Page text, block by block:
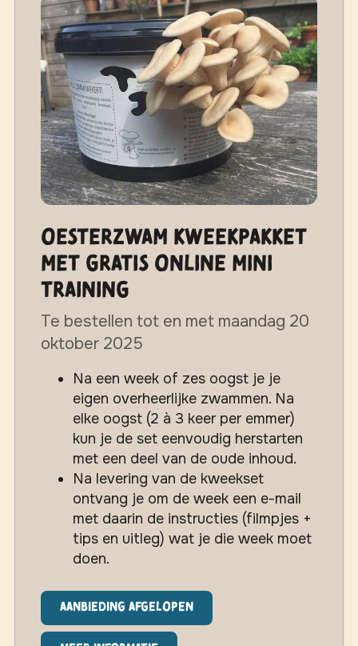
Oesterzwam Kweekpakket
met gratis online mini
training
Te bestellen tot en met maandag 20
oktober 2025
Na een week of zes oogst je je
eigen overheerlijke zwammen. Na
elke oogst (2 à 3 keer per emmer)
kun je de set eenvoudig herstarten
met een deel van de oude inhoud.
Na levering van de kweekset
ontvang je om de week een e-mail
met daarin de instructies (filmpjes +
tips en uitleg) wat je die week moet
doen.
Aanbieding afgelopen